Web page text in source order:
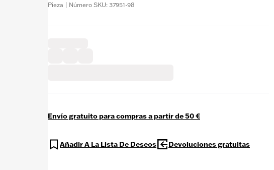
Pieza | Número SKU: 37951-98
Envío gratuito para compras a partir de 50 €
Añadir A La Lista De Deseos Devoluciones gratuitas